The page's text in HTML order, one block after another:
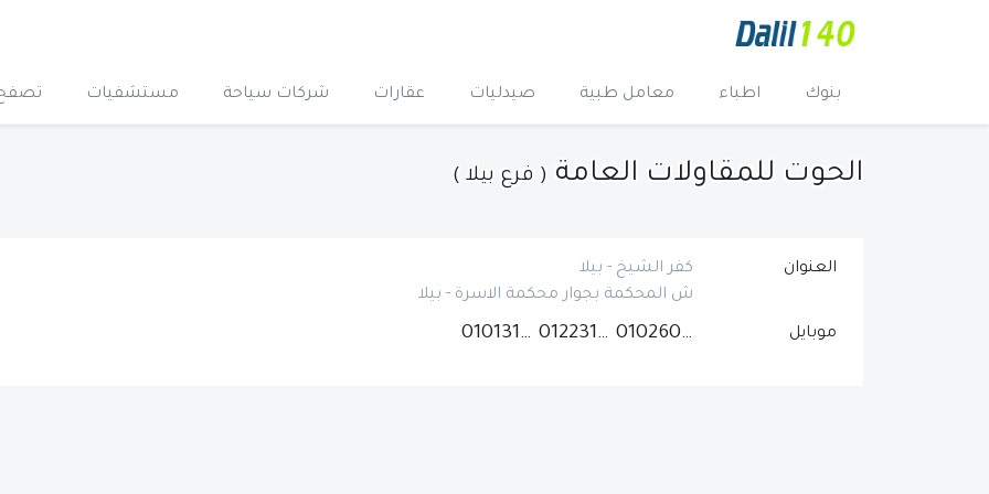
بنوك اطباء معامل طبية صيدليات عقارات شركات سياحة مستشفيات
الحوت للمقاولات العامة ( فرع بيلا )
العنوان
كفر الشيخ - بيلا
ش المحكمة بجوار محكمة الاسرة - بيلا
موبايل 01026040901
01223188553
01013131102